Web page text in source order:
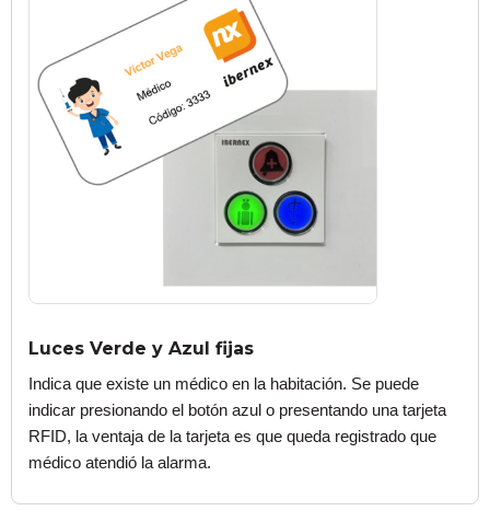
Luces Verde y Azul fijas
Indica que existe un médico en la habitación. Se puede
indicar presionando el botón azul o presentando una tarjeta
RFID, la ventaja de la tarjeta es que queda registrado que
médico atendió la alarma.